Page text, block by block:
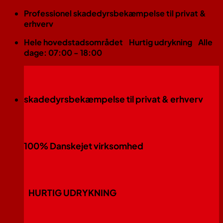
FortsætProfessionel skadedyrsbekæmpelse til privat &
erhverv
Hele hovedstadsområdet
Hurtig udrykning Alle
dage: 07:00 - 18:00
skadedyrsbekæmpelse til privat & erhverv
100% Danskejet virksomhed
HURTIG UDRYKNING